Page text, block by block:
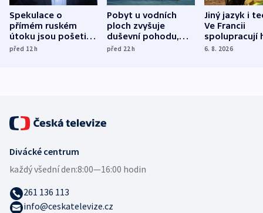
Spekulace o
přímém ruském
útoku jsou pošetilé,
míní estonský
před 12h
Pobyt u vodních
ploch zvyšuje
duševní pohodu,
ukázala
před 22h
Jiný jazyk i
Ve Francii
spolupracují
různých zemí
6. 8. 2026
Divácké centrum
každý všední den:8:00—16:00 hodin
261 136 113
info@ceskatelevize.cz